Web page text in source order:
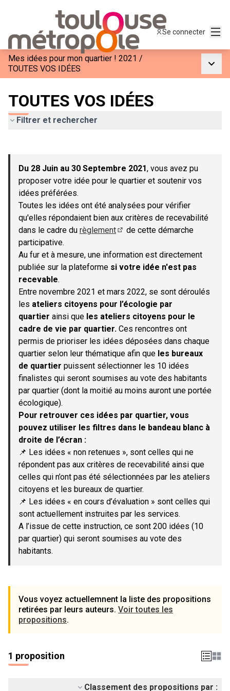
Se connecter
Mes idées pour mon quartier ! 2021 /
TOUTES VOS IDÉES
TOUTES VOS IDÉES
Filtrer et rechercher
−
Du 28 Juin au 30 Septembre 2021, vous avez pu
proposer votre idée pour le quartier et soutenir vos
idées préférées.
Toutes les idées ont été analysées pour vérifier
qu'elles répondaient bien aux critères de recevabilité
dans le cadre du règlement
de cette démarche
participative.
Au fur et à mesure, une information est directement
publiée sur la plateforme si votre idée n'est pas
recevable.
Entre novembre 2021 et mars 2022, se sont déroulés
les ateliers citoyens pour l’écologie par
quartier ainsi que les ateliers citoyens pour le
cadre de vie par quartier. Ces rencontres ont
permis de prioriser les idées déposées dans chaque
quartier selon leur thématique afin que les bureaux
de quartier puissent sélectionner les 10 idées
finalistes qui seront soumises au vote des habitants
par quartier (dont la moitié au moins auront une portée
écologique).
Pour retrouver ces idées par quartier, vous
pouvez utiliser les filtres dans le bandeau blanc à
droite de l’écran :
📌 Les idées « non retenues », sont celles qui ne
répondent pas aux critères de recevabilité ainsi que
celles qui n’ont pas été sélectionnées par les ateliers
citoyens et les bureaux de quartier.
📌 Les idées « en cours d’évaluation » sont celles qui
sont actuellement instruites par les services.
A l’issue de cette instruction, ce sont 200 idées (10
par quartier) qui seront soumises au vote des
habitants.
Vous voyez actuellemnent la liste des propositions
retirées par leurs auteurs. Voir toutes les
propositions.
1 proposition
Classement des propositions par :